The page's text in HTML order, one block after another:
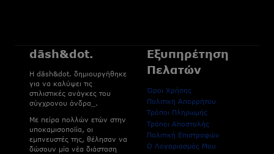
dāsh&dot.
H dāsh&dot. δημιουργήθηκε
για να καλύψει τις
στιλιστικές ανάγκες του
σύγχρονου άνδρα_.
Με πείρα πολλών ετών στην
υποκαμισοποϊία, οι
εμπνευστές της, θέλησαν να
δώσουν μία νέα διάσταση
Εξυπηρέτηση
Πελατών
Όροι Χρήσης
Πολιτική Απορρήτου
Τρόποι Πληρωμής
Τρόποι Αποστολής
Πολιτική Επιστροφών
Ο Λογαριασμός Μου